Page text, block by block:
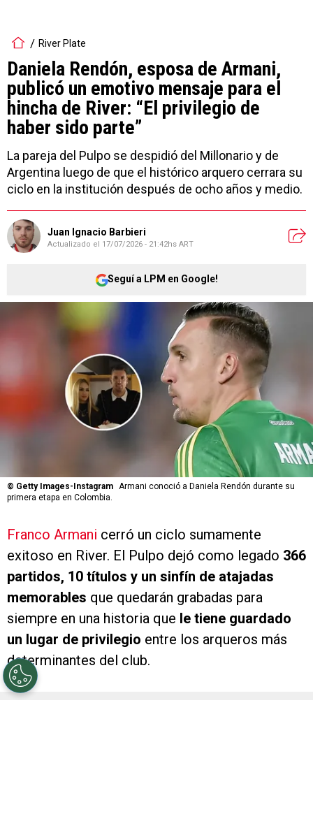
River Plate
Daniela Rendón, esposa de Armani,
publicó un emotivo mensaje para el
hincha de River: “El privilegio de
haber sido parte”
La pareja del Pulpo se despidió del Millonario y de
Argentina luego de que el histórico arquero cerrara su
ciclo en la institución después de ocho años y medio.
Juan Ignacio Barbieri
Actualizado el 17/07/2026 - 21:42hs ART
Seguí a LPM en Google!
© Getty Images-Instagram Armani conoció a Daniela Rendón durante su
primera etapa en Colombia.
Franco Armani cerró un ciclo sumamente
exitoso en River. El Pulpo dejó como legado 366
partidos, 10 títulos y un sinfín de atajadas
memorables que quedarán grabadas para
siempre en una historia que le tiene guardado
un lugar de privilegio entre los arqueros más
determinantes del club.